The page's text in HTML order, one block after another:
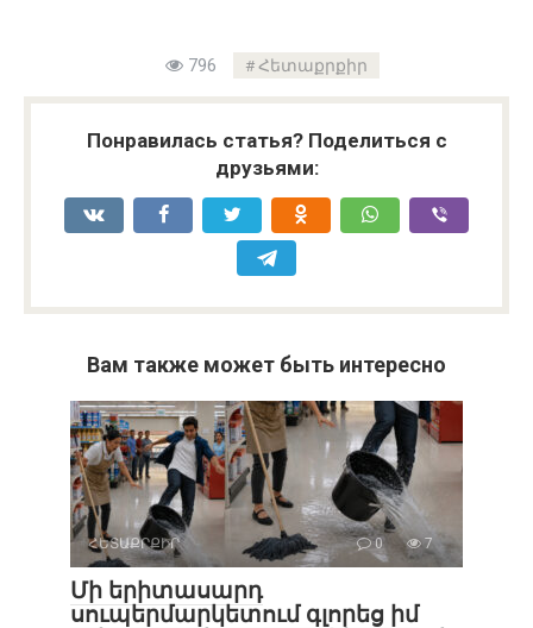
796 Հետաքրքիր
Понравилась статья? Поделиться с
друзьями:
Вам также может быть интересно
ՀԵՏԱՔՐՔԻՐ 0 7
Մի երիտասարդ
սուպերմարկետում գլորեց իմ